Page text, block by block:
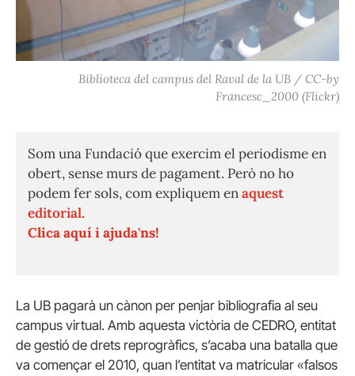
Biblioteca del campus del Raval de la UB / CC-by
Francesc_2000 (Flickr)
Som una Fundació que exercim el periodisme en
obert, sense murs de pagament. Però no ho
podem fer sols, com expliquem enaquest
editorial.
Clica aquí i ajuda'ns!
La UB pagarà un cànon per penjar bibliografia al seu
campus virtual. Amb aquesta victòria de CEDRO, entitat
de gestió de drets reprogràfics, s’acaba una batalla que
va començar el 2010, quan l’entitat va matricular «falsos